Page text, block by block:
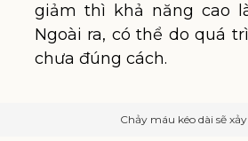
giảm thì khả năng cao
Ngoài ra, có thể do quá
chưa đúng cách.
Chảy máu kéo dài sẽ